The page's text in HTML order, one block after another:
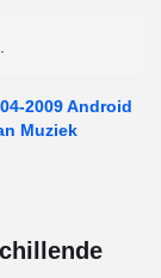
2009 Android
Muziek